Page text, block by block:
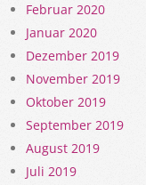
Februar 2020
Januar 2020
Dezember 2019
November 2019
Oktober 2019
September 2019
August 2019
Juli 2019